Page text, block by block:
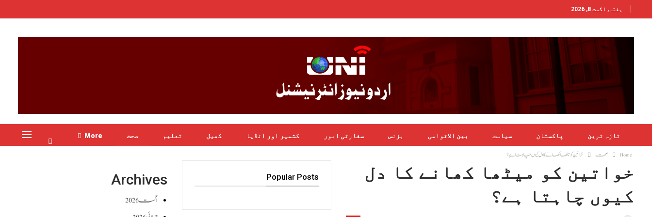
ہفتہ, اگست 8, 2026
تازہ ترین پاکستان سیاست بین الاقوامی بزنس سفارتی امور کشمیر اور انڈیا کھیل تعلیم صحت More
Home صحت خواتین کو میٹھا کھانے کا دل کیوں چاہتا ہے؟
خواتین کو میٹھا کھانے کا دل
کیوں چاہتا ہے؟
Popular Posts
Archives
اگست 2026